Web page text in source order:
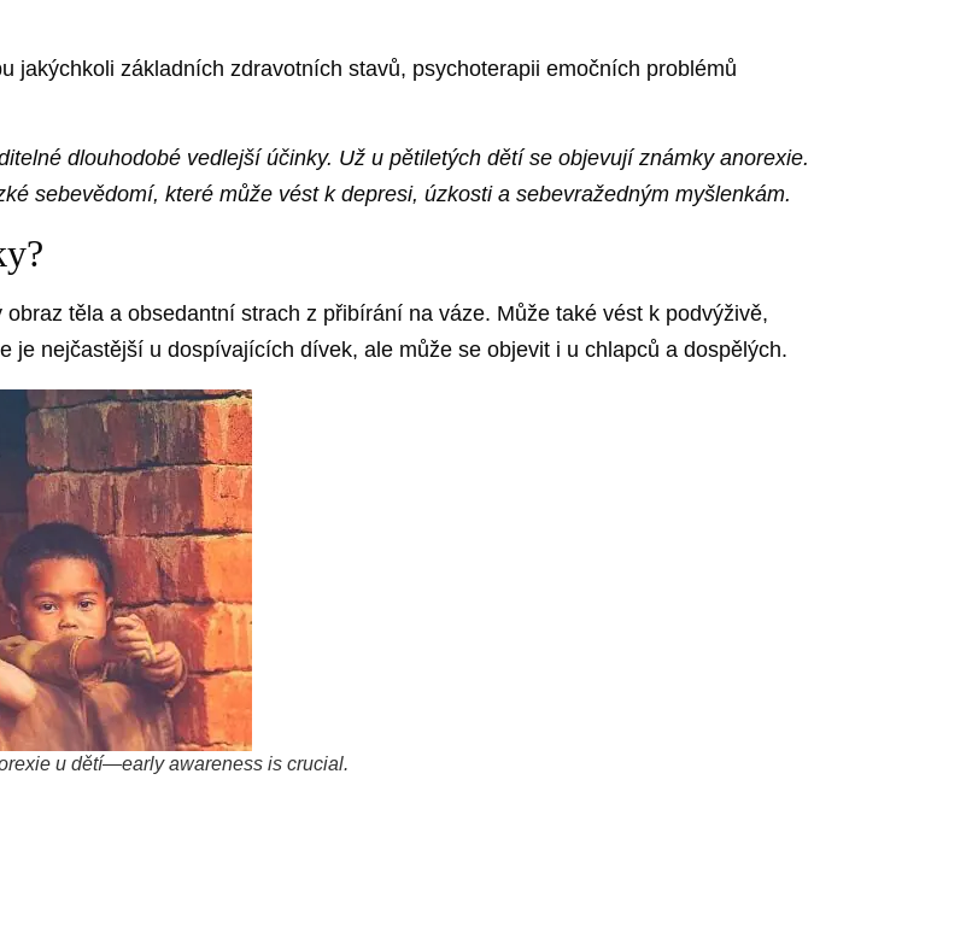
jakýchkoli základních zdravotních stavů, psychoterapii emočních problémů
dlouhodobé vedlejší účinky. Už u pětiletých dětí se objevují známky anorexie.
sebevědomí, které může vést k depresi, úzkosti a sebevražedným myšlenkám.
těla a obsedantní strach z přibírání na váze. Může také vést k podvýživě,
je nejčastější u dospívajících dívek, ale může se objevit i u chlapců a dospělých.
u dětí—early awareness is crucial.